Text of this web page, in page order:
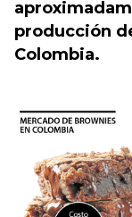
producción
Colombia.